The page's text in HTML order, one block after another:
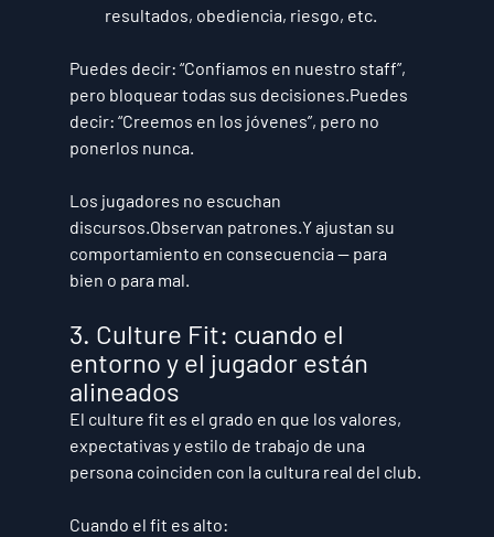
resultados, obediencia, riesgo, etc.
Puedes decir: “Confiamos en nuestro staff”,
pero bloquear todas sus decisiones.Puedes
decir: “Creemos en los jóvenes”, pero no
ponerlos nunca.
Los jugadores no escuchan
discursos.Observan patrones.Y ajustan su
comportamiento en consecuencia — para
bien o para mal.
3. Culture Fit: cuando el
entorno y el jugador están
alineados
El culture fit es el grado en que los valores,
expectativas y estilo de trabajo de una
persona coinciden con la cultura real del club.
Cuando el fit es alto: